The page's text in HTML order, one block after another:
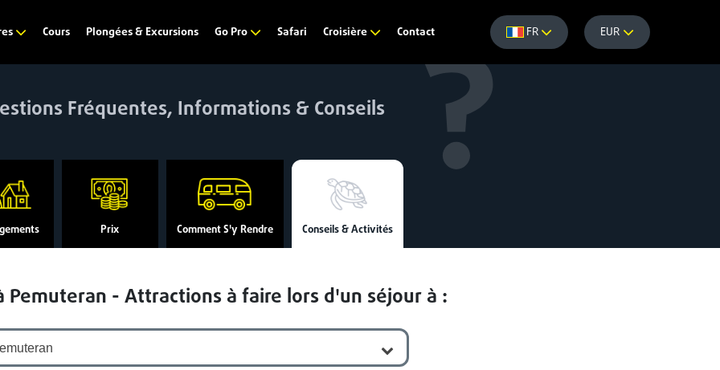
Cours Plongées & Excursions Go Pro Safari Croisière Contact FR EUR
Fréquentes, Informations & Conseils
Prix Comment S'y Rendre Conseils & Activités
Pemuteran - Attractions à faire lors d'un séjour à :